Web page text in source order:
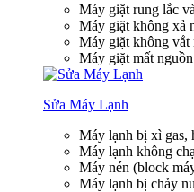
Máy giặt rung lắc
Máy giặt không xả
Máy giặt không vắt
Máy giặt mất nguồn
Sửa Máy Lạnh
Máy lạnh bị xì gas,
Máy lạnh không
Máy nén (block
Máy lạnh bị chảy